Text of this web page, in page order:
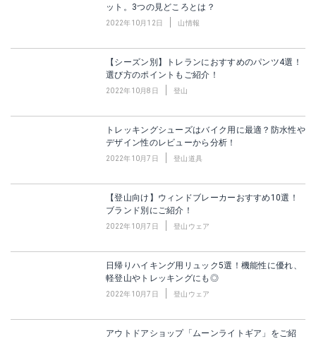
ット。3つの見どころとは？
2022年10月12日 山情報
【シーズン別】トレランにおすすめのパンツ4選！
選び方のポイントもご紹介！
2022年10月8日 登山
トレッキングシューズはバイク用に最適？防水性や
デザイン性のレビューから分析！
2022年10月7日 登山道具
【登山向け】ウィンドブレーカーおすすめ10選！
ブランド別にご紹介！
2022年10月7日 登山ウェア
日帰りハイキング用リュック5選！機能性に優れ、
軽登山やトレッキングにも◎
2022年10月7日 登山ウェア
アウトドアショップ「ムーンライトギア」をご紹